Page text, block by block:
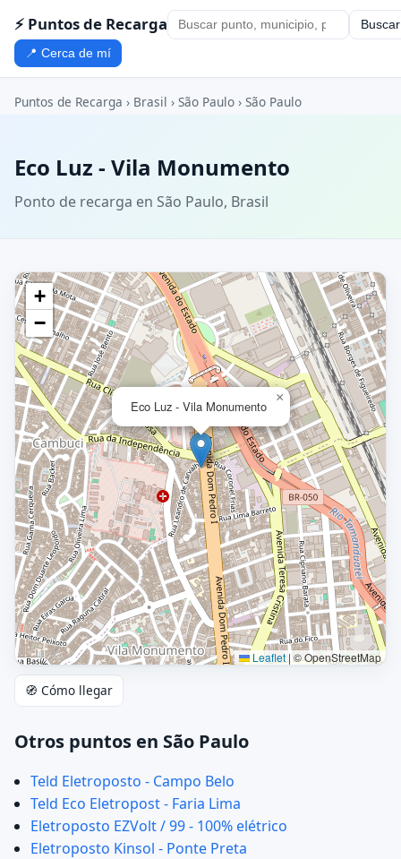
⚡ Puntos de Recarga Buscar
📍 Cerca de mí
Puntos de Recarga › Brasil › São Paulo › São Paulo
Eco Luz - Vila Monumento
Ponto de recarga en São Paulo, Brasil
Eco Luz - Vila Monumento
×
+
−
Leaflet | © OpenStreetMap
🧭 Cómo llegar
Otros puntos en São Paulo
Teld Eletroposto - Campo Belo
Teld Eco Eletropost - Faria Lima
Eletroposto EZVolt / 99 - 100% elétrico
Eletroposto Kinsol - Ponte Preta